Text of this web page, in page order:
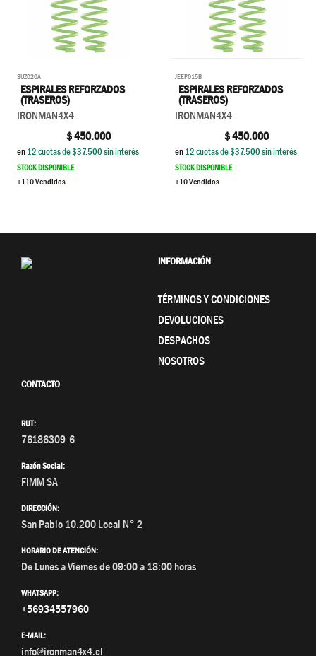
SUZ020A
ESPIRALES REFORZADOS
(TRASEROS)
IRONMAN4X4
$450.000
en12cuotas de $37.500sin interés
STOCK DISPONIBLE
+110 Vendidos
JEEP015B
ESPIRALES REFORZADOS
(TRASEROS)
IRONMAN4X4
$450.000
en12cuotas de $37.500sin interés
STOCK DISPONIBLE
+10 Vendidos
INFORMACIÓN
TÉRMINOS Y CONDICIONES
DEVOLUCIONES
DESPACHOS
NOSOTROS
CONTACTO
RUT:
76186309-6
Razón Social:
FIMM SA
DIRECCIÓN:
San Pablo 10.200 Local N° 2
HORARIO DE ATENCIÓN:
De Lunes a Viernes de 09:00 a 18:00 horas
WHATSAPP:
+56934557960
E-MAIL:
info@ironman4x4.cl